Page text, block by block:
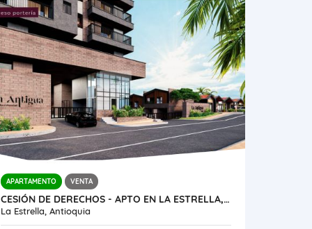
APARTAMENTO VENTA
CESIÓN DE DERECHOS - APTO EN LA ESTRELLA, ANTIOQUIA
La Estrella, Antioquia